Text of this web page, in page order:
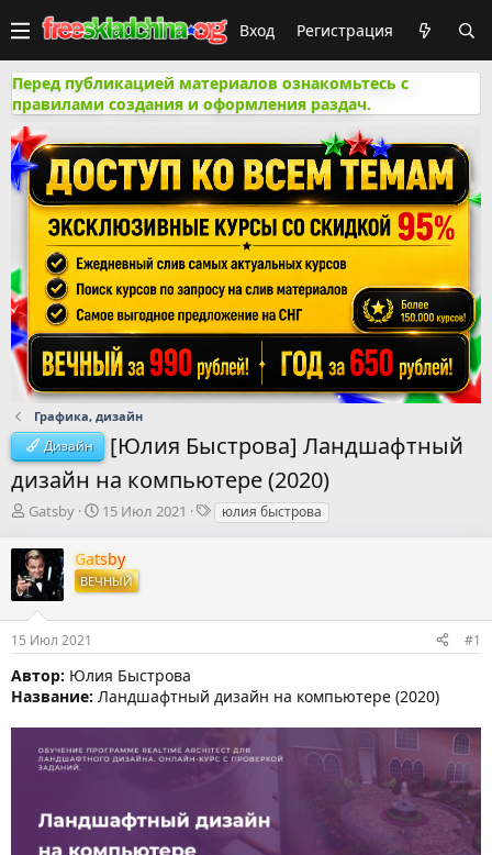
Вход Регистрация
Перед публикацией материалов ознакомьтесь с
правилами создания и оформления раздач.
Графика, дизайн
Дизайн
[Юлия Быстрова] Ландшафтный
дизайн на компьютере (2020)
А
т
о
р
м
ы
Gatsby
Д
т
а
н
а
л
а
15 Июл 2021
Тюлия быстрова
Gatsby
ВЕЧНЫЙ
15 Июл 2021 #1
Автор: Юлия Быстрова
Название: Ландшафтный дизайн на компьютере (2020)